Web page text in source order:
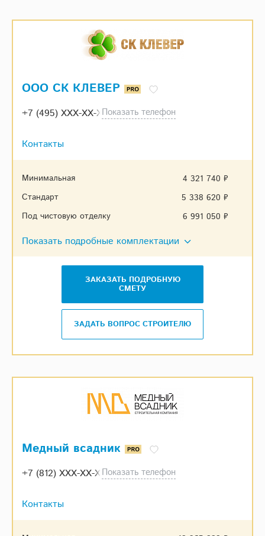
ООО СК КЛЕВЕР
+7 (495) XXX-XX-XXПоказать телефон
Контакты
Минимальная
4 321 740 ₽
Стандарт
5 338 620 ₽
Под чистовую отделку
6 991 050 ₽
Показать подробные комплектации
ЗАКАЗАТЬ ПОДРОБНУЮ
СМЕТУ
ЗАДАТЬ ВОПРОС СТРОИТЕЛЮ
Медный всадник
+7 (812) XXX-XX-XXПоказать телефон
Контакты